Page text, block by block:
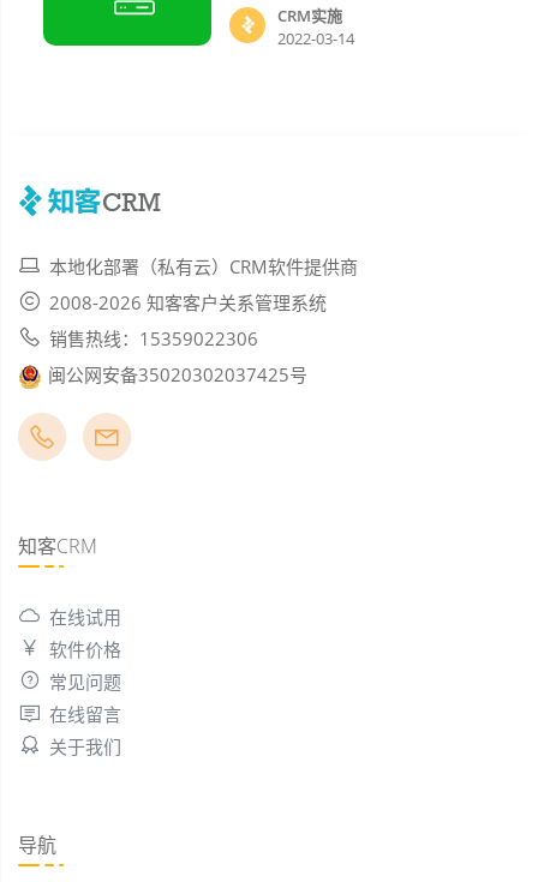
CRM实施
2022-03-14
本地化部署（私有云）CRM软件提供商
2008-2026 知客客户关系管理系统
销售热线：15359022306
闽公网安备35020302037425号
知客CRM
在线试用
软件价格
常见问题
在线留言
关于我们
导航